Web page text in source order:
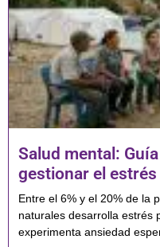
Salud mental:
gestionar el estrés
Entre el 6% y el 20% de la
naturales desarrolla estrés
experimenta ansiedad